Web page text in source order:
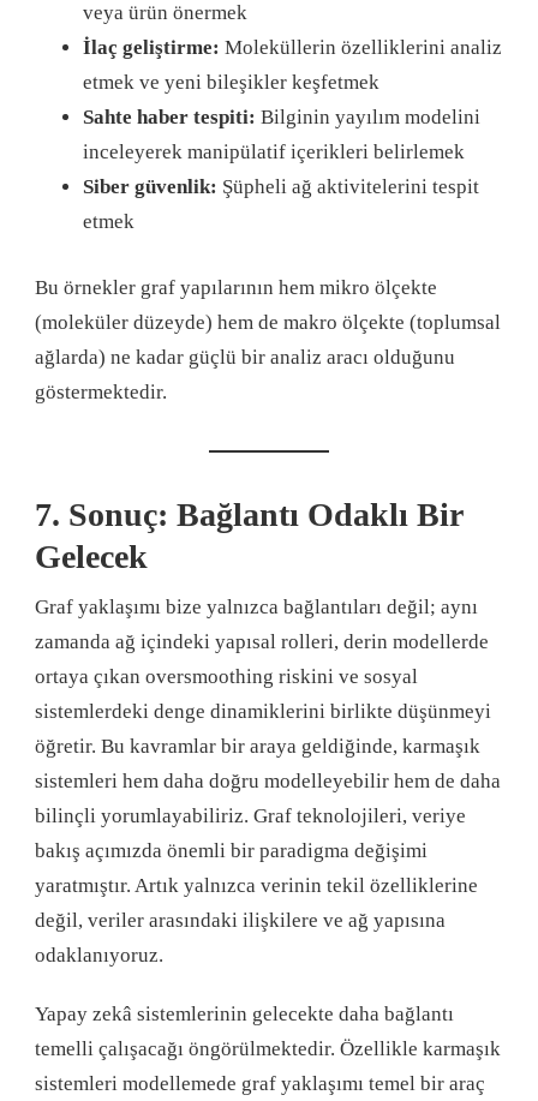
veya ürün önermek
İlaç geliştirme: Moleküllerin özelliklerini analiz
etmek ve yeni bileşikler keşfetmek
Sahte haber tespiti: Bilginin yayılım modelini
inceleyerek manipülatif içerikleri belirlemek
Siber güvenlik: Şüpheli ağ aktivitelerini tespit
etmek
Bu örnekler graf yapılarının hem mikro ölçekte
(moleküler düzeyde) hem de makro ölçekte (toplumsal
ağlarda) ne kadar güçlü bir analiz aracı olduğunu
göstermektedir.
7. Sonuç: Bağlantı Odaklı Bir
Gelecek
Graf yaklaşımı bize yalnızca bağlantıları değil; aynı
zamanda ağ içindeki yapısal rolleri, derin modellerde
ortaya çıkan oversmoothing riskini ve sosyal
sistemlerdeki denge dinamiklerini birlikte düşünmeyi
öğretir. Bu kavramlar bir araya geldiğinde, karmaşık
sistemleri hem daha doğru modelleyebilir hem de daha
bilinçli yorumlayabiliriz. Graf teknolojileri, veriye
bakış açımızda önemli bir paradigma değişimi
yaratmıştır. Artık yalnızca verinin tekil özelliklerine
değil, veriler arasındaki ilişkilere ve ağ yapısına
odaklanıyoruz.
Yapay zekâ sistemlerinin gelecekte daha bağlantı
temelli çalışacağı öngörülmektedir. Özellikle karmaşık
sistemleri modellemede graf yaklaşımı temel bir araç